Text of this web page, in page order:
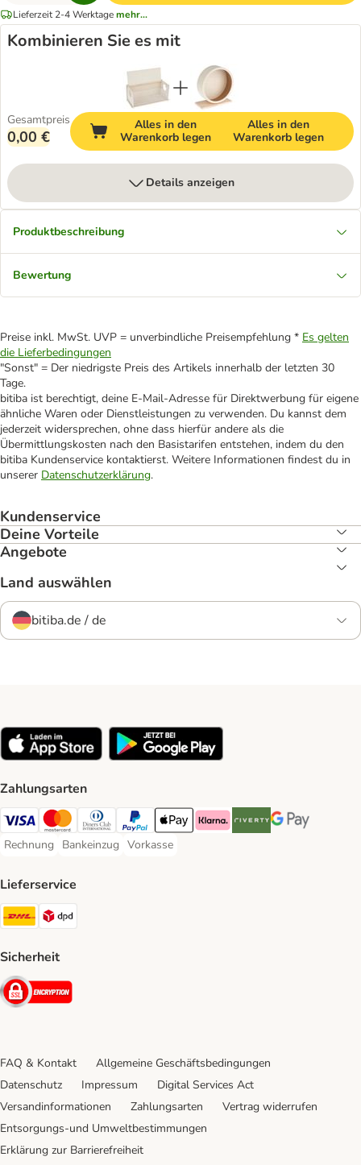
Lieferzeit 2-4 Werktagemehr...
Kombinieren Sie es mit
Gesamtpreis
0,00 €
Alles in den
Warenkorb legen
Alles in den
Warenkorb legen
Details anzeigen
Produktbeschreibung
Bewertung
Preise inkl. MwSt. UVP = unverbindliche Preisempfehlung * Es gelten
die Lieferbedingungen
"Sonst" = Der niedrigste Preis des Artikels innerhalb der letzten 30
Tage.
bitiba ist berechtigt, deine E-Mail-Adresse für Direktwerbung für eigene
ähnliche Waren oder Dienstleistungen zu verwenden. Du kannst dem
jederzeit widersprechen, ohne dass hierfür andere als die
Übermittlungskosten nach den Basistarifen entstehen, indem du den
bitiba Kundenservice kontaktierst. Weitere Informationen findest du in
unserer Datenschutzerklärung.
Kundenservice
Deine Vorteile
Angebote
Land auswählen
bitiba.de / de
Zahlungsarten
Visa Payment Method
Mastercard Payment Method
Diners Club Payment Method
PayPal Payment Method
Apple Pay Payment Method
Klarna Payment Method
Riverty Payment Method
Google Pay
Rechnung
Rechnung Payment Method
Bankeinzug
Bankeinzug Payment Method
Vorkasse
Vorkasse Payment Method
Lieferservice
DHL Shipping Method
Sicherheit
Security
FAQ & Kontakt
Allgemeine Geschäftsbedingungen
Datenschutz
Impressum
Digital Services Act
Versandinformationen
Zahlungsarten
Vertrag widerrufen
Entsorgungs-und Umweltbestimmungen
Erklärung zur Barrierefreiheit